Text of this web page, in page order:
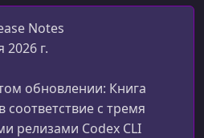
Notes
2026 г.
обновлении: Книга
соответствие с тремя
релизами Codex CLI